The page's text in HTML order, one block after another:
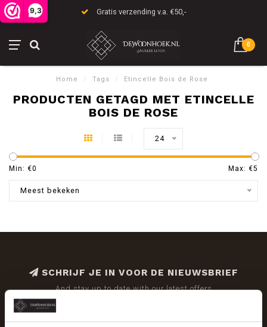
9,3 Gratis verzending v.a. €50,-
0
Home / Tags / Etincelle Bois de Rose
PRODUCTEN GETAGD MET ETINCELLE
BOIS DE ROSE
24
Min: €0 Max: €5
Meest bekeken
SCHRIJF JE IN VOOR DE NIEUWSBRIEF
And stay up to date with our latest offers